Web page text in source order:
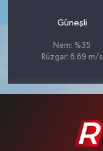
Güneşli
Nem: %35
Rüzgar: 6.69 m/s